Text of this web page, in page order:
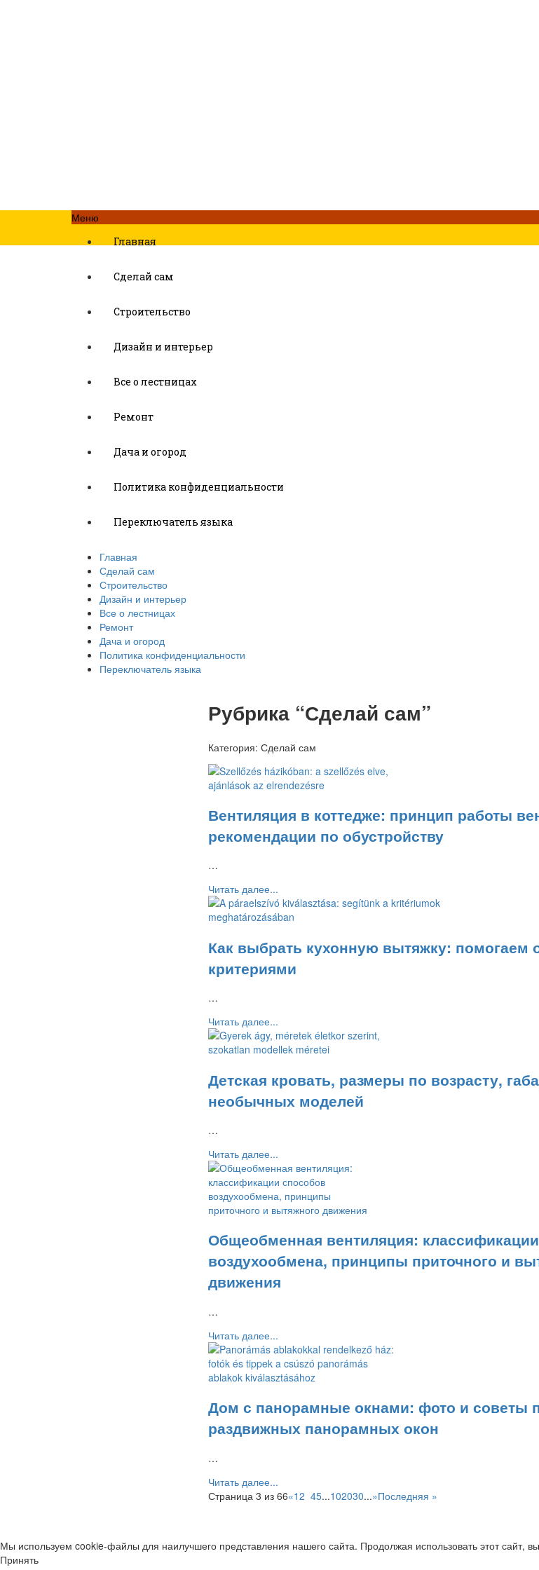
Меню
Главная
Сделай сам
Строительство
Дизайн и интерьер
Все о лестницах
Ремонт
Дача и огород
Политика конфиденциальности
Переключатель языка
Главная
Сделай сам
Строительство
Дизайн и интерьер
Все о лестницах
Ремонт
Дача и огород
Политика конфиденциальности
Переключатель языка
Рубрика “Сделай сам”
Категория: Сделай сам
Вентиляция в коттедже: принцип работы
рекомендации по обустройству
…
Читать далее...
Как выбрать кухонную вытяжку: помогаем
критериями
…
Читать далее...
Детская кровать, размеры по возрасту,
необычных моделей
…
Читать далее...
Общеобменная вентиляция:
воздухообмена, принципы приточного и
движения
…
Читать далее...
Дом с панорамные окнами: фото и советы
раздвижных панорамных окон
…
Читать далее...
Страница 3 из 66«12 45...102030...»Последняя »
Мы используем cookie-файлы для наилучшего представления нашего сайта. Продолжая использовать этот сайт,
Принять